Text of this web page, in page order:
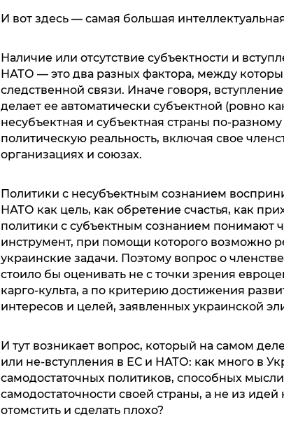
И вот здесь — самая большая
Наличие или отсутствие субъектности и
НАТО — это два разных фактора, между
следственной связи. Иначе говоря,
делает ее автоматически субъектной (ровно
несубъектная и субъектная страны по-
политическую реальность, включая свое
организациях и союзах.
Политики с несубъектным сознанием
НАТО как цель, как обретение счастья, как
политики с субъектным сознанием понимают
инструмент, при помощи которого возможно
украинские задачи. Поэтому вопрос о
стоило бы оценивать не с точки зрения
карго-культа, а по критерию достижения
интересов и целей, заявленных украинской
И тут возникает вопрос, который на самом
или не-вступления в ЕС и НАТО: как много в
самодостаточных политиков, способных
самодостаточности своей страны, а не из идей
отомстить и сделать плохо?